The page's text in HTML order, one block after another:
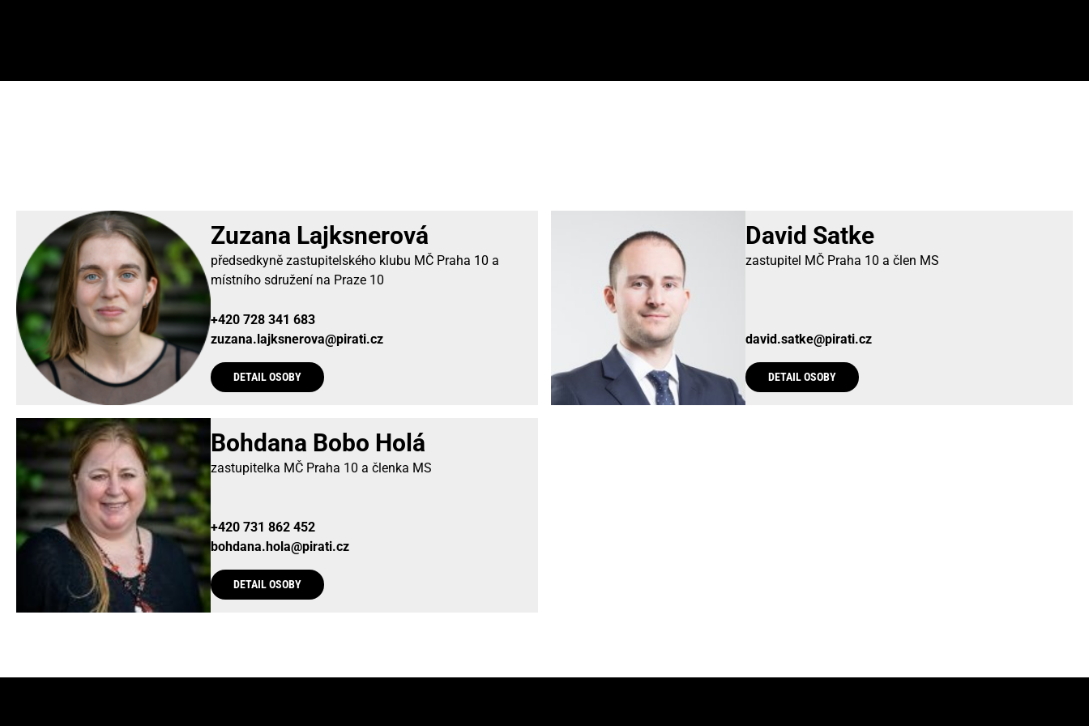
Zuzana Lajksnerová
předsedkyně zastupitelského klubu MČ Praha 10 a
místního sdružení na Praze 10
+420 728 341 683
zuzana.lajksnerova@pirati.cz
DETAIL OSOBY
David Satke
zastupitel MČ Praha 10 a člen MS
david.satke@pirati.cz
DETAIL OSOBY
Bohdana Bobo Holá
zastupitelka MČ Praha 10 a členka MS
+420 731 862 452
bohdana.hola@pirati.cz
DETAIL OSOBY